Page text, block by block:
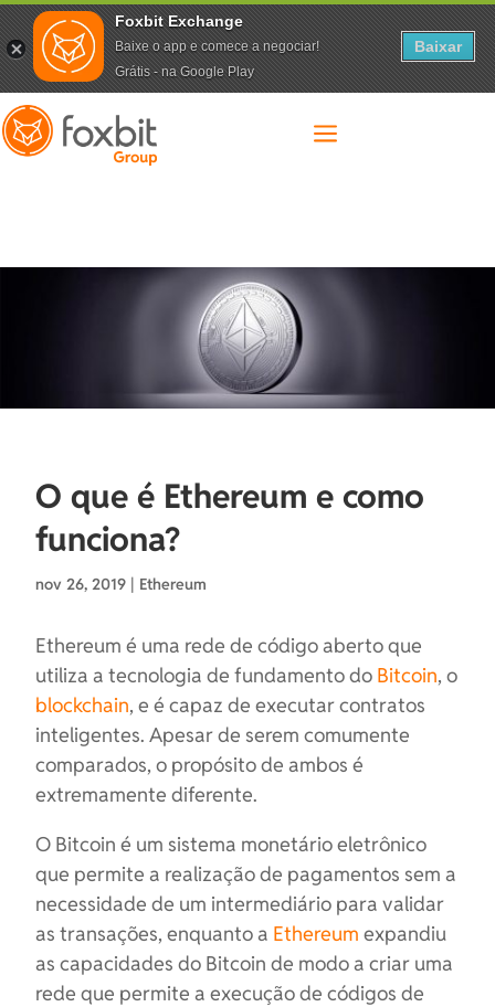
a
O que é Ethereum e como
funciona?
nov 26, 2019 | Ethereum
Ethereum é uma rede de código aberto que
utiliza a tecnologia de fundamento do Bitcoin, o
blockchain, e é capaz de executar contratos
inteligentes. Apesar de serem comumente
comparados, o propósito de ambos é
extremamente diferente.
O Bitcoin é um sistema monetário eletrônico
que permite a realização de pagamentos sem a
necessidade de um intermediário para validar
as transações, enquanto a Ethereum expandiu
as capacidades do Bitcoin de modo a criar uma
rede que permite a execução de códigos de
Foxbit Exchange
Baixe o app e comece a negociar!
Grátis - na Google Play
Baixar